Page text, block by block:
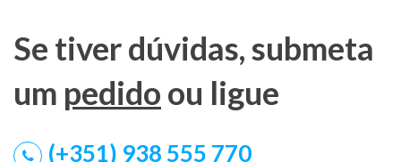
Se tiver dúvidas, submeta
um pedido ou ligue
(+351) 938 555 770